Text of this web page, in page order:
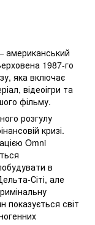
американський
1987-го
яка включає
відеоігри та
фільму.
розгулу
кризі.
Omni
в
Сіті, але
показується світ